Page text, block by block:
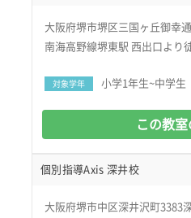
大阪府堺市堺区三国ヶ丘御幸
南海高野線堺東駅 西出口より
対象学年 小学1年生~中学生
この教室
個別指導Axis 深井校
大阪府堺市中区深井沢町3383